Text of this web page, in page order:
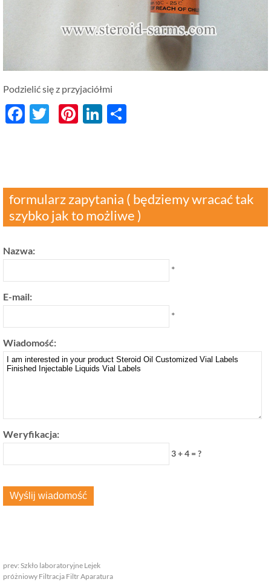
Podzielić się z przyjaciółmi
Facebook
Twitter
Pinterest
LinkedIn
formularz zapytania ( będziemy wracać tak
szybko jak to możliwe )
Nazwa:
*
E-mail:
*
Wiadomość:
Weryfikacja:
3 + 4 = ?
prev: Szkło laboratoryjne Lejek
próżniowy Filtracja Filtr Aparatura